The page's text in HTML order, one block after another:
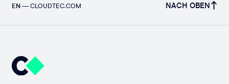
EN —CLOUDTEC.COM NACH OBEN